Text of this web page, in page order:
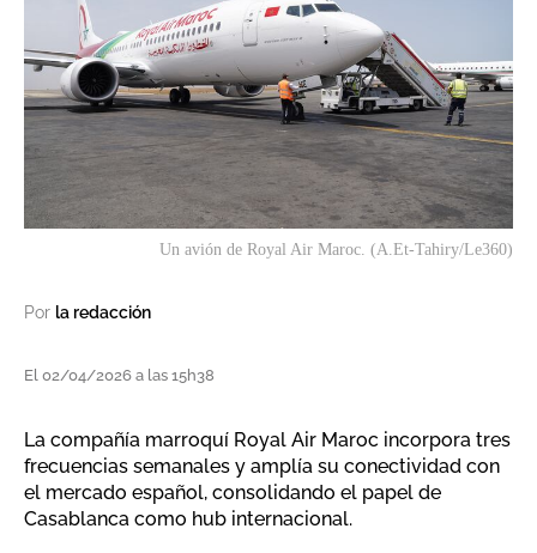
Un avión de Royal Air Maroc. (A.Et-Tahiry/Le360)
Por la redacción
El 02/04/2026 a las 15h38
La compañía marroquí Royal Air Maroc incorpora tres
frecuencias semanales y amplía su conectividad con
el mercado español, consolidando el papel de
Casablanca como hub internacional.